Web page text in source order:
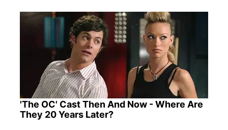
'The OC' Cast Then And Now - Where Are
They 20 Years Later?